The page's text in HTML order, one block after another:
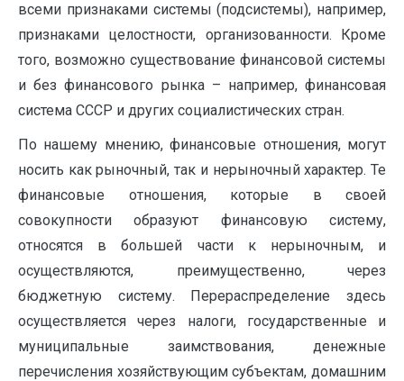
всеми признаками системы (подсистемы), например,
признаками целостности, организованности. Кроме
того, возможно существование финансовой системы
и без финансового рынка – например, финансовая
система СССР и других социалистических стран.
По нашему мнению, финансовые отношения, могут
носить как рыночный, так и нерыночный характер. Те
финансовые отношения, которые в своей
совокупности образуют финансовую систему,
относятся в большей части к нерыночным, и
осуществляются, преимущественно, через
бюджетную систему. Перераспределение здесь
осуществляется через налоги, государственные и
муниципальные заимствования, денежные
перечисления хозяйствующим субъектам, домашним